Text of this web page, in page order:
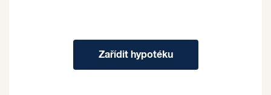
Zařídit hypotéku